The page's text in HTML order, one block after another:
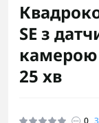
SE з
камерою
25 хв
0